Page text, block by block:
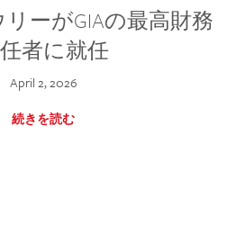
ーがGIAの最高財務
者に就任
April 2, 2026
続きを読む